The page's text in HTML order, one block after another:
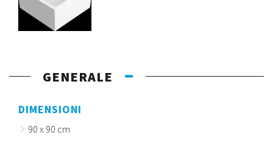
GENERALE
DIMENSIONI
90 x 90 cm